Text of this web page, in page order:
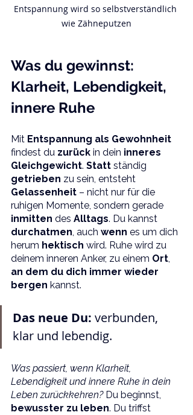
Entspannung wird so selbstverständlich
wie Zähneputzen
Was du gewinnst:
Klarheit, Lebendigkeit,
innere Ruhe
Mit Entspannung als Gewohnheit
findest du zurück in dein inneres
Gleichgewicht. Statt ständig
getrieben zu sein, entsteht
Gelassenheit – nicht nur für die
ruhigen Momente, sondern gerade
inmitten des Alltags. Du kannst
durchatmen, auch wenn es um dich
herum hektisch wird. Ruhe wird zu
deinem inneren Anker, zu einem Ort,
an dem du dich immer wieder
bergen kannst.
Das neue Du: verbunden,
klar und lebendig.
Was passiert, wenn Klarheit,
Lebendigkeit und innere Ruhe in dein
Leben zurückkehren? Du beginnst,
bewusster zu leben. Du triffst